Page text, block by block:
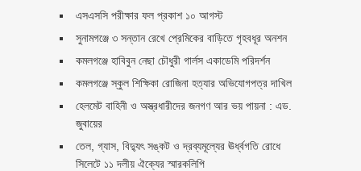
এসএসসি পরীক্ষার ফল প্রকাশ ১০ আগস্ট
সুনামগঞ্জে ৩ সন্তান রেখে প্রেমিকের বাড়িতে গৃহবধূর অনশন
কমলগঞ্জে হাবিবুন নেছা চৌধুরী গার্লস একাডেমি পরিদর্শন
কমলগঞ্জে স্কুল শিক্ষিকা রোজিনা হত্যার অভিযোগপত্র দাখিল
হেলমেট বাহিনী ও অস্ত্রধারীদের জনগণ আর ভয় পায়না : এড.
জুবায়ের
তেল, গ্যাস, বিদ্যুৎ সঙ্কট ও দ্রব্যমূল্যের ঊর্ধ্বগতি রোধে
সিলেটে ১১ দলীয় ঐক্যের স্মারকলিপি